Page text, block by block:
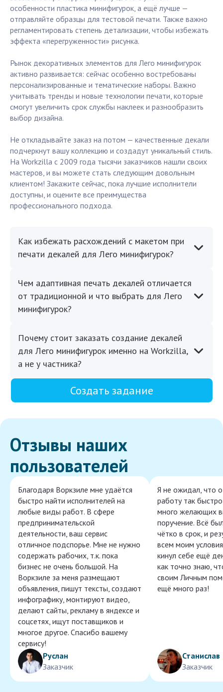
особенности пластика минифигурок, а ещё лучше —
отправляйте образцы для тестовой печати. Также важно
регламентировать степень детализации, чтобы избежать
эффекта «перегруженности» рисунка.
Рынок декоративных элементов для Лего минифигурок
активно развивается: сейчас особенно востребованы
персонализированные и тематические наборы. Важно
учитывать тренды и новые технологии печати, которые
смогут увеличить срок службы наклеек и разнообразить
выбор дизайна.
Не откладывайте заказ на потом — качественные декали
подчеркнут вашу коллекцию и создадут уникальный стиль.
На Workzilla с 2009 года тысячи заказчиков нашли своих
мастеров, и вы можете стать следующим довольным
клиентом! Закажите сейчас, пока лучшие исполнители
доступны, и оцените все преимущества
профессионального подхода.
Как избежать расхождений с макетом при
печати декалей для Лего минифигурок?
Чем адаптивная печать декалей отличается
от традиционной и что выбрать для Лего
минифигурок?
Почему стоит заказать создание декалей
для Лего минифигурок именно на Workzilla,
а не у частника?
Создать задание
Отзывы наших
пользователей
Благодаря Воркзиле мне удаётся
быстро найти исполнителей на
любые виды работ. В сфере
предпринимательской
деятельности, ваш сервис
отличное подспорье. Мне не нужно
содержать рабочих, т.к. пока
бизнес не очень большой. На
Воркзиле за меня размещают
объявления, пишут тексты, создают
инфографику, монтируют видео,
делают сайты, рекламу в яндексе и
соцсетях, ищут поставщиков и
многое другое. Спасибо вашему
сервису!
Руслан
Заказчик
Я не ожидал, что
работу так
много желающих
поручение. Всё
чётко в срок, и
всем моим
кинул себе ещё
как точно знаю,
своим Личным
ещё много раз!
Станислав
Заказчик